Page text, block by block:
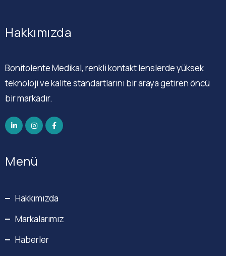
Hakkımızda
Bonitolente Medikal, renkli kontakt lenslerde yüksek
teknoloji ve kalite standartlarını bir araya getiren öncü
bir markadır.
Menü
Hakkımızda
Markalarımız
Haberler